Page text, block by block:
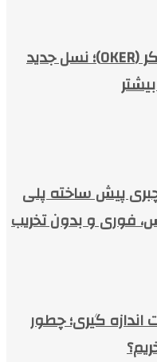
معرفی کرکره فولادی اوکر (OKER)؛ نسل جدید
پیش ساخته پلی
فوری و بدون تخریب
اندازه گیری؛ چطور